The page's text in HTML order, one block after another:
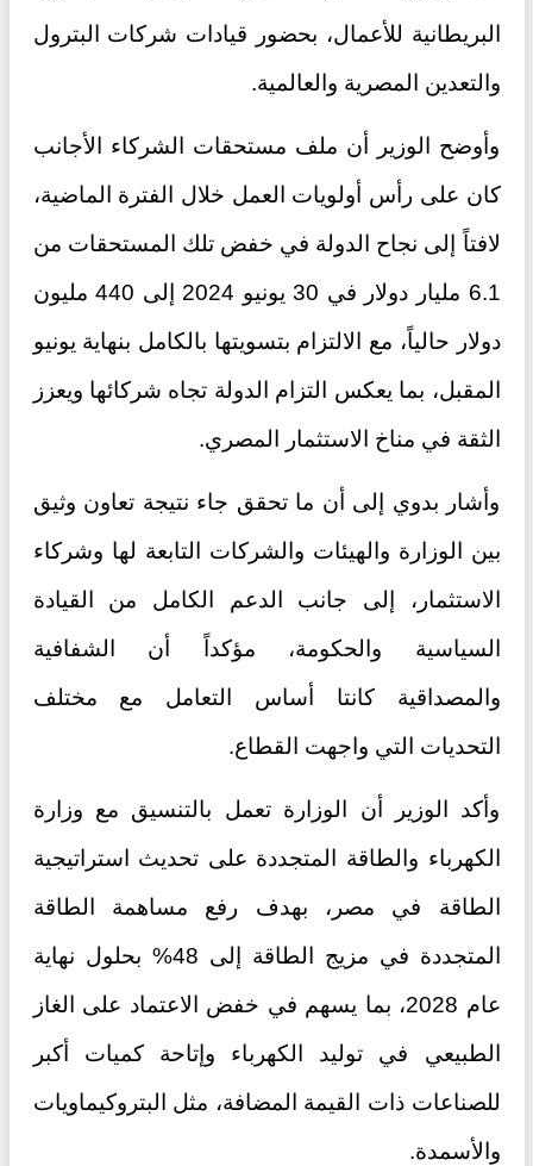
البريطانية للأعمال، بحضور قيادات شركات البترول
والتعدين المصرية والعالمية.
وأوضح الوزير أن ملف مستحقات الشركاء الأجانب
كان على رأس أولويات العمل خلال الفترة الماضية،
لافتاً إلى نجاح الدولة في خفض تلك المستحقات من
6.1 مليار دولار في 30 يونيو 2024 إلى 440 مليون
دولار حالياً، مع الالتزام بتسويتها بالكامل بنهاية يونيو
المقبل، بما يعكس التزام الدولة تجاه شركائها ويعزز
الثقة في مناخ الاستثمار المصري.
وأشار بدوي إلى أن ما تحقق جاء نتيجة تعاون وثيق
بين الوزارة والهيئات والشركات التابعة لها وشركاء
الاستثمار، إلى جانب الدعم الكامل من القيادة
السياسية والحكومة، مؤكداً أن الشفافية
والمصداقية كانتا أساس التعامل مع مختلف
التحديات التي واجهت القطاع.
وأكد الوزير أن الوزارة تعمل بالتنسيق مع وزارة
الكهرباء والطاقة المتجددة على تحديث استراتيجية
الطاقة في مصر، بهدف رفع مساهمة الطاقة
المتجددة في مزيج الطاقة إلى 48% بحلول نهاية
عام 2028، بما يسهم في خفض الاعتماد على الغاز
الطبيعي في توليد الكهرباء وإتاحة كميات أكبر
للصناعات ذات القيمة المضافة، مثل البتروكيماويات
والأسمدة.